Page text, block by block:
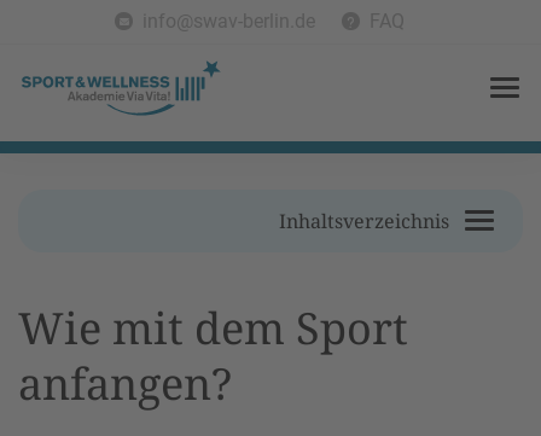
info@swav-berlin.de FAQ
Inhaltsverzeichnis
Wie mit dem Sport
anfangen?